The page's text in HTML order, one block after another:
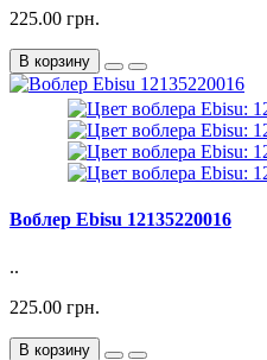
225.00 грн.
В корзину
Воблер Ebisu 12135220016
..
225.00 грн.
В корзину